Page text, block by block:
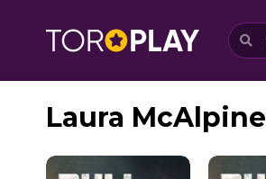
Laura McAlpine